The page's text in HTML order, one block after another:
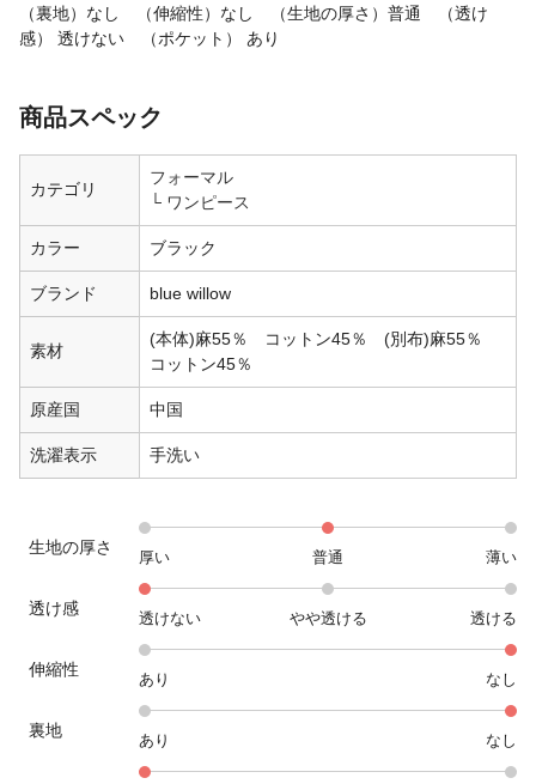
（裏地）なし （伸縮性）なし （生地の厚さ）普通 （透け
感） 透けない （ポケット） あり
商品スペック
カテゴリ
フォーマル
ワンピース
カラー ブラック
ブランド blue willow
素材
(本体)麻55％ コットン45％ (別布)麻55％
コットン45％
原産国 中国
洗濯表示 手洗い
生地の厚さ
厚い 普通 薄い
透け感
透けない やや透ける 透ける
伸縮性
あり なし
裏地
あり なし